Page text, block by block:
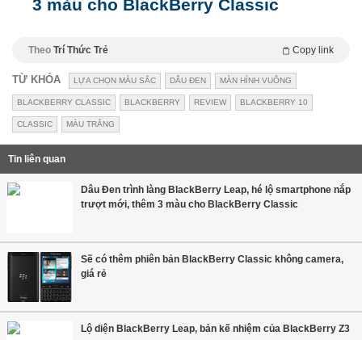
3 màu cho BlackBerry Classic
Theo Trí Thức Trẻ Copy link
TỪ KHÓA LỰA CHỌN MÀU SẮC DÂU ĐEN MÀN HÌNH VUÔNG
BLACKBERRY CLASSIC BLACKBERRY REVIEW BLACKBERRY 10
CLASSIC MÀU TRẮNG
Tin liên quan
Dâu Đen trình làng BlackBerry Leap, hé lộ smartphone nắp
trượt mới, thêm 3 màu cho BlackBerry Classic
Sẽ có thêm phiên bản BlackBerry Classic không camera,
giá rẻ
Lộ diện BlackBerry Leap, bản kế nhiệm của BlackBerry Z3